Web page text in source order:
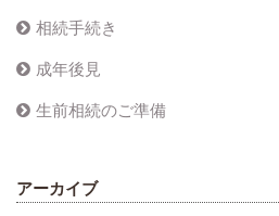
相続手続き
成年後見
生前相続のご準備
アーカイブ